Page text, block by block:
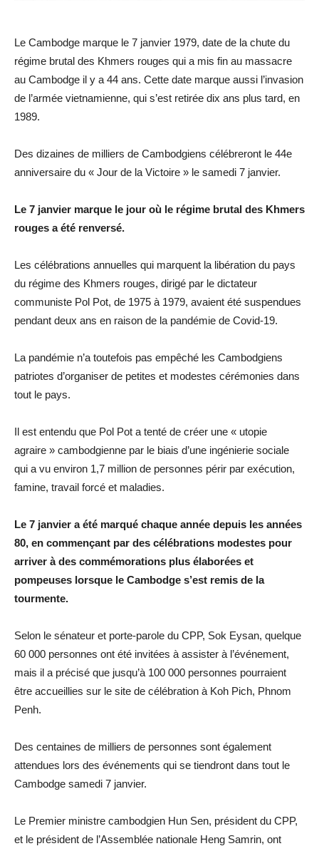
Le Cambodge marque le 7 janvier 1979, date de la chute du
régime brutal des Khmers rouges qui a mis fin au massacre
au Cambodge il y a 44 ans. Cette date marque aussi l’invasion
de l’armée vietnamienne, qui s’est retirée dix ans plus tard, en
1989.
Des dizaines de milliers de Cambodgiens célébreront le 44e
anniversaire du « Jour de la Victoire » le samedi 7 janvier.
Le 7 janvier marque le jour où le régime brutal des Khmers
rouges a été renversé.
Les célébrations annuelles qui marquent la libération du pays
du régime des Khmers rouges, dirigé par le dictateur
communiste Pol Pot, de 1975 à 1979, avaient été suspendues
pendant deux ans en raison de la pandémie de Covid-19.
La pandémie n’a toutefois pas empêché les Cambodgiens
patriotes d’organiser de petites et modestes cérémonies dans
tout le pays.
Il est entendu que Pol Pot a tenté de créer une « utopie
agraire » cambodgienne par le biais d’une ingénierie sociale
qui a vu environ 1,7 million de personnes périr par exécution,
famine, travail forcé et maladies.
Le 7 janvier a été marqué chaque année depuis les années
80, en commençant par des célébrations modestes pour
arriver à des commémorations plus élaborées et
pompeuses lorsque le Cambodge s’est remis de la
tourmente.
Selon le sénateur et porte-parole du CPP, Sok Eysan, quelque
60 000 personnes ont été invitées à assister à l’événement,
mais il a précisé que jusqu’à 100 000 personnes pourraient
être accueillies sur le site de célébration à Koh Pich, Phnom
Penh.
Des centaines de milliers de personnes sont également
attendues lors des événements qui se tiendront dans tout le
Cambodge samedi 7 janvier.
Le Premier ministre cambodgien Hun Sen, président du CPP,
et le président de l’Assemblée nationale Heng Samrin, ont